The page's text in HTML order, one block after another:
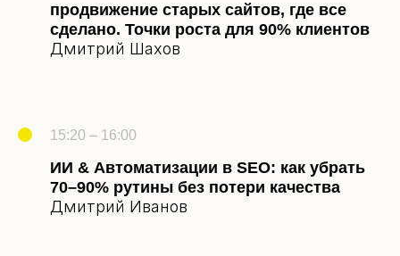
продвижение старых сайтов, где все
сделано. Точки роста для 90% клиентов
Дмитрий Шахов
15:20 – 16:00
ИИ & Автоматизации в SEO: как убрать
70–90% рутины без потери качества
Дмитрий Иванов